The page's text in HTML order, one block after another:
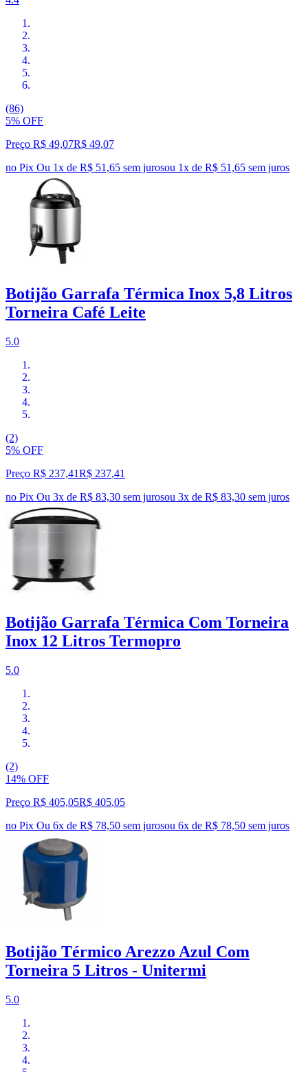
(86)
5% OFF
Preço R$ 49,07R$ 49,07
no Pix Ou 1x de R$ 51,65 sem jurosou 1x de R$ 51,65 sem juros
Botijão Garrafa Térmica Inox 5,8 Litros
Torneira Café Leite
5.0
(2)
5% OFF
Preço R$ 237,41R$ 237,41
no Pix Ou 3x de R$ 83,30 sem jurosou 3x de R$ 83,30 sem juros
Botijão Garrafa Térmica Com Torneira
Inox 12 Litros Termopro
5.0
(2)
14% OFF
Preço R$ 405,05R$ 405,05
no Pix Ou 6x de R$ 78,50 sem jurosou 6x de R$ 78,50 sem juros
Botijão Térmico Arezzo Azul Com
Torneira 5 Litros - Unitermi
5.0